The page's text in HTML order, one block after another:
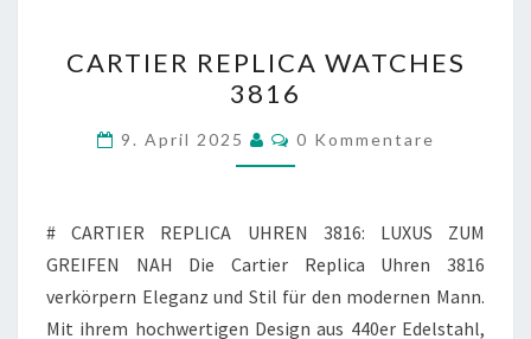
REPLICA
WATCHES
3816
CARTIER REPLICA WATCHES
3816
9. April 2025 Kommentare
0 Kommentare
# CARTIER REPLICA UHREN 3816: LUXUS ZUM
GREIFEN NAH Die Cartier Replica Uhren 3816
verkörpern Eleganz und Stil für den modernen Mann.
Mit ihrem hochwertigen Design aus 440er Edelstahl,